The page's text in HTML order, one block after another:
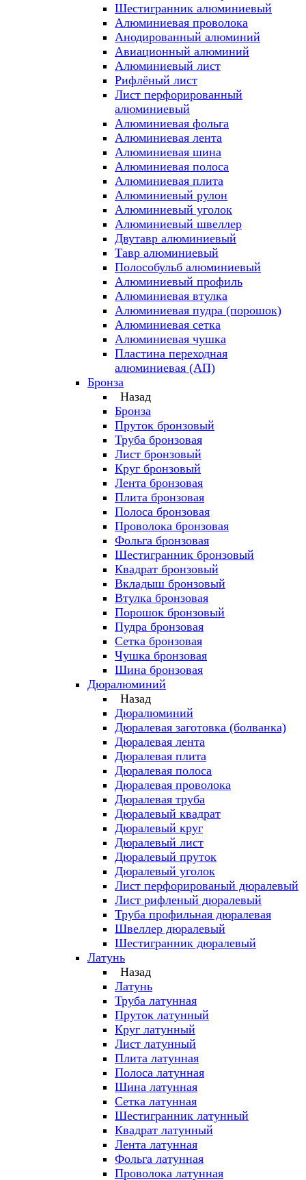
Шестигранник алюминиевый
Алюминиевая проволока
Анодированный алюминий
Авиационный алюминий
Алюминиевый лист
Рифлёный лист
Лист перфорированный
алюминиевый
Алюминиевая фольга
Алюминиевая лента
Алюминиевая шина
Алюминиевая полоса
Алюминиевая плита
Алюминиевый рулон
Алюминиевый уголок
Алюминиевый швеллер
Двутавр алюминиевый
Тавр алюминиевый
Полособульб алюминиевый
Алюминиевый профиль
Алюминиевая втулка
Алюминиевая пудра (порошок)
Алюминиевая сетка
Алюминиевая чушка
Пластина переходная
алюминиевая (АП)
Бронза
Назад
Бронза
Пруток бронзовый
Труба бронзовая
Лист бронзовый
Круг бронзовый
Лента бронзовая
Плита бронзовая
Полоса бронзовая
Проволока бронзовая
Фольга бронзовая
Шестигранник бронзовый
Квадрат бронзовый
Вкладыш бронзовый
Втулка бронзовая
Порошок бронзовый
Пудра бронзовая
Сетка бронзовая
Чушка бронзовая
Шина бронзовая
Дюралюминий
Назад
Дюралюминий
Дюралевая заготовка (болванка)
Дюралевая лента
Дюралевая плита
Дюралевая полоса
Дюралевая проволока
Дюралевая труба
Дюралевый квадрат
Дюралевый круг
Дюралевый лист
Дюралевый пруток
Дюралевый уголок
Лист перфорированый дюралевый
Лист рифленый дюралевый
Труба профильная дюралевая
Швеллер дюралевый
Шестигранник дюралевый
Латунь
Назад
Латунь
Труба латунная
Пруток латунный
Круг латунный
Лист латунный
Плита латунная
Полоса латунная
Шина латунная
Сетка латунная
Шестигранник латунный
Квадрат латунный
Лента латунная
Фольга латунная
Проволока латунная